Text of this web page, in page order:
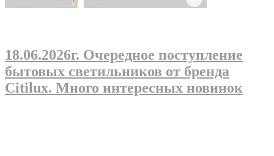
18.06.2026г. Очередное поступление
бытовых светильников от бренда
Citilux. Много интересных новинок